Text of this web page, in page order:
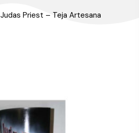
Judas Priest – Teja Artesana